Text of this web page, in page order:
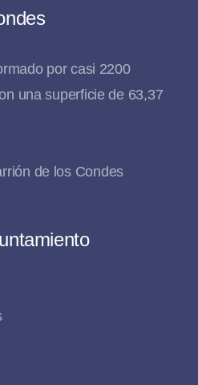
por casi 2200
una superficie de 63,37